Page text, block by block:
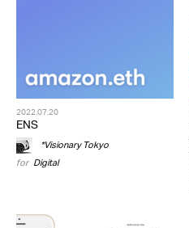
2022.07.20
ENS
*Visionary Tokyo
for Digital